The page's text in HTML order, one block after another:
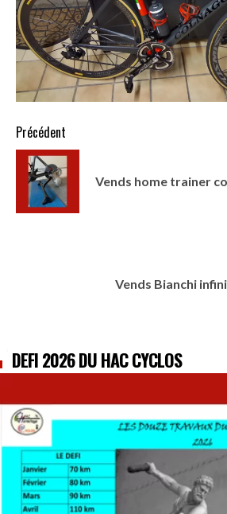
Précédent
Vends home trainer
Vends Bianchi
DÉFI 2026 DU HAC CYCLOS